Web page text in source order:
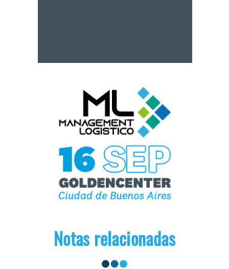
Notas relacionadas